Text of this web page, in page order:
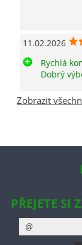
11.02.2026
Rychlá
Dobrý
Zobrazit
PŘEJETE SI